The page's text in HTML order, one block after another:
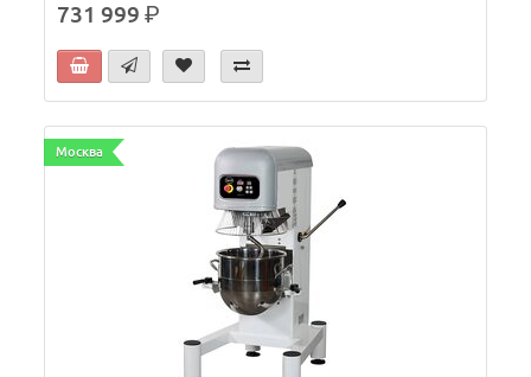
731 999р.
Москва